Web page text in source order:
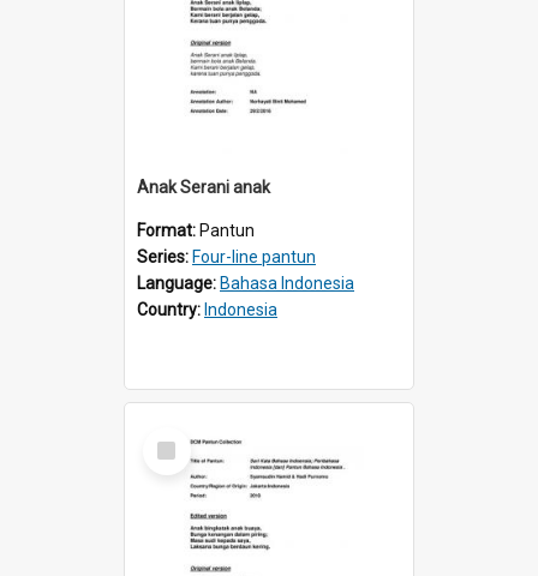
Anak Serani anak
Format: Pantun
Series: Four-line pantun
Language: Bahasa Indonesia
Country: Indonesia
Select
Item